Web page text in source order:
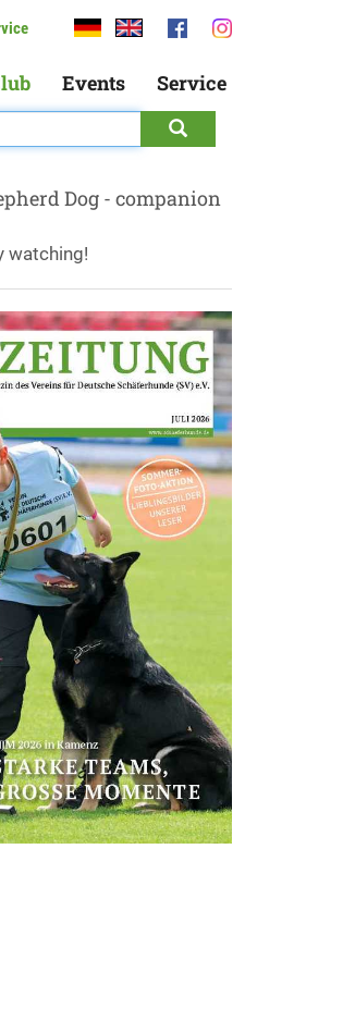
Events Service
Dog - companion
watching!